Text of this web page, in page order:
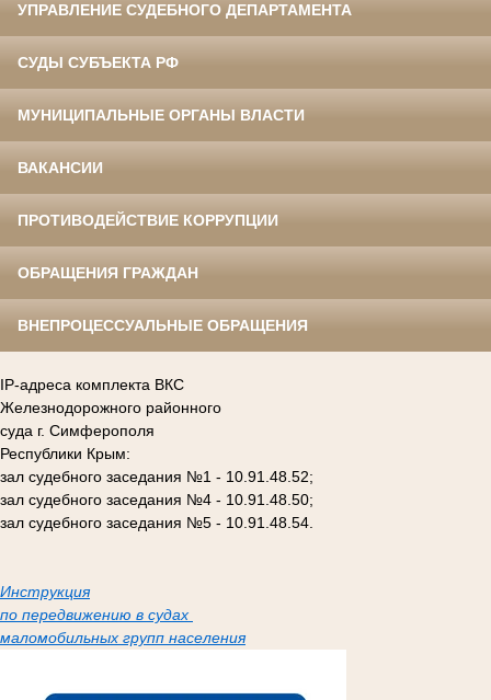
УПРАВЛЕНИЕ СУДЕБНОГО ДЕПАРТАМЕНТА
СУДЫ СУБЪЕКТА РФ
МУНИЦИПАЛЬНЫЕ ОРГАНЫ ВЛАСТИ
ВАКАНСИИ
ПРОТИВОДЕЙСТВИЕ КОРРУПЦИИ
ОБРАЩЕНИЯ ГРАЖДАН
ВНЕПРОЦЕССУАЛЬНЫЕ ОБРАЩЕНИЯ
IP-адреса комплекта ВКС
Железнодорожного районного
суда г. Симферополя
Республики Крым:
зал судебного заседания №1 - 10.91.48.52;
зал судебного заседания №4 - 10.91.48.50;
зал судебного заседания №5 - 10.91.48.54.
Инструкция
по передвижению в судах
маломобильных групп населения